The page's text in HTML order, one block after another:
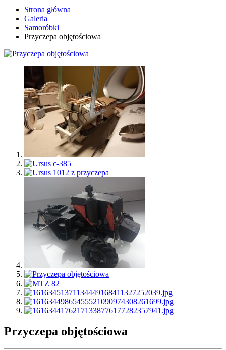
Strona główna
Galeria
Samoróbki
Przyczepa objętościowa
Przyczepa objętościowa